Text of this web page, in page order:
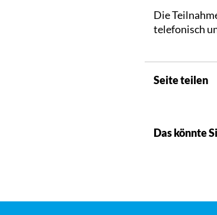
Die
telefonisch
Seite teilen
Das könnte